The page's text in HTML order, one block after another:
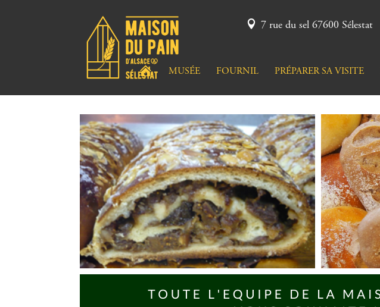
7 rue du sel 67600 Sélestat
A
C
U
I
L
MUSÉE FOURNIL PRÉPARER SA VISITE